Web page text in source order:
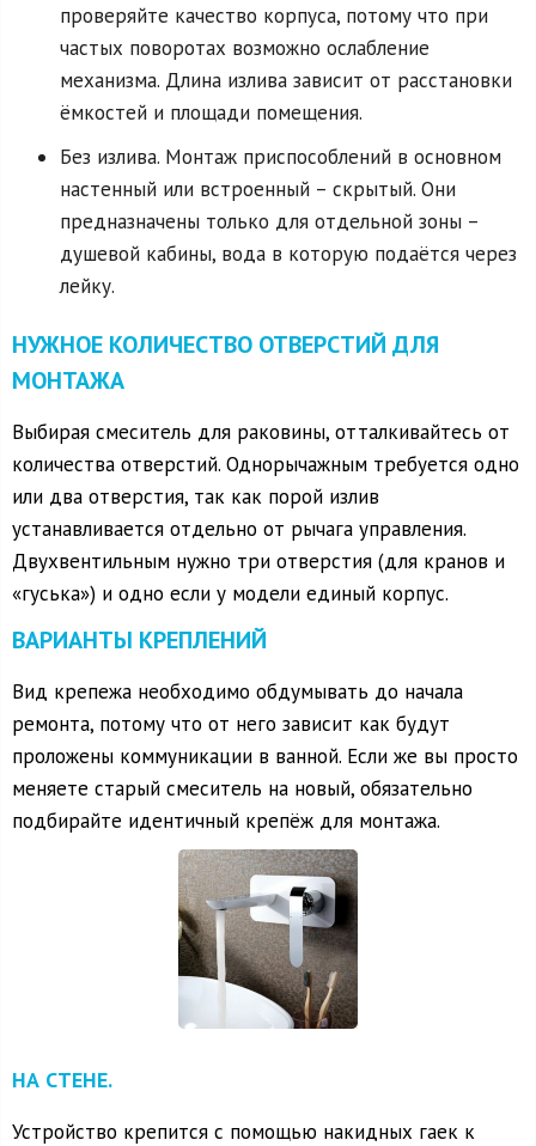
проверяйте качество корпуса, потому что при
частых поворотах возможно ослабление
механизма. Длина излива зависит от расстановки
ёмкостей и площади помещения.
Без излива. Монтаж приспособлений в основном
настенный или встроенный – скрытый. Они
предназначены только для отдельной зоны –
душевой кабины, вода в которую подаётся через
лейку.
НУЖНОЕ КОЛИЧЕСТВО ОТВЕРСТИЙ ДЛЯ
МОНТАЖА
Выбирая смеситель для раковины, отталкивайтесь от
количества отверстий. Однорычажным требуется одно
или два отверстия, так как порой излив
устанавливается отдельно от рычага управления.
Двухвентильным нужно три отверстия (для кранов и
«гуська») и одно если у модели единый корпус.
ВАРИАНТЫ КРЕПЛЕНИЙ
Вид крепежа необходимо обдумывать до начала
ремонта, потому что от него зависит как будут
проложены коммуникации в ванной. Если же вы просто
меняете старый смеситель на новый, обязательно
подбирайте идентичный крепёж для монтажа.
НА СТЕНЕ.
Устройство крепится с помощью накидных гаек к